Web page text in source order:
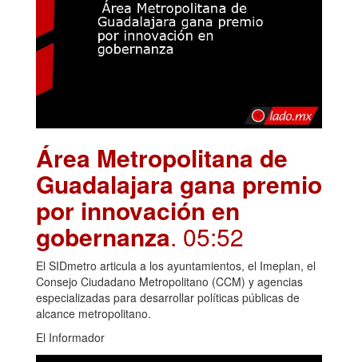
Área Metropolitana de
Guadalajara gana premio
por innovación en
gobernanza. 05:52
El SIDmetro articula a los ayuntamientos, el Imeplan, el
Consejo Ciudadano Metropolitano (CCM) y agencias
especializadas para desarrollar políticas públicas de
alcance metropolitano.
El Informador